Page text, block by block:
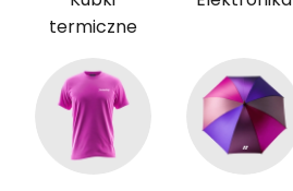
termiczne